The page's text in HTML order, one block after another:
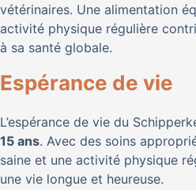
vétérinaires. Une alimentation
activité physique régulière
à sa santé globale.
Espérance de vie
L’espérance de vie du
15 ans. Avec des soins
saine et une activité physique
une vie longue et heureuse.